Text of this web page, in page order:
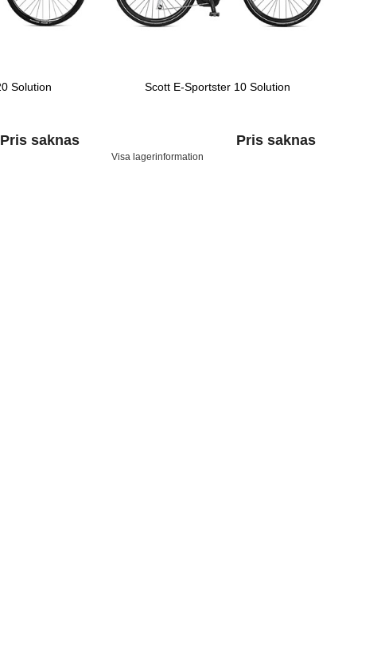
Solution
Pris saknas
Scott E-Sportster 10 Solution
Pris saknas
Visa lagerinformation